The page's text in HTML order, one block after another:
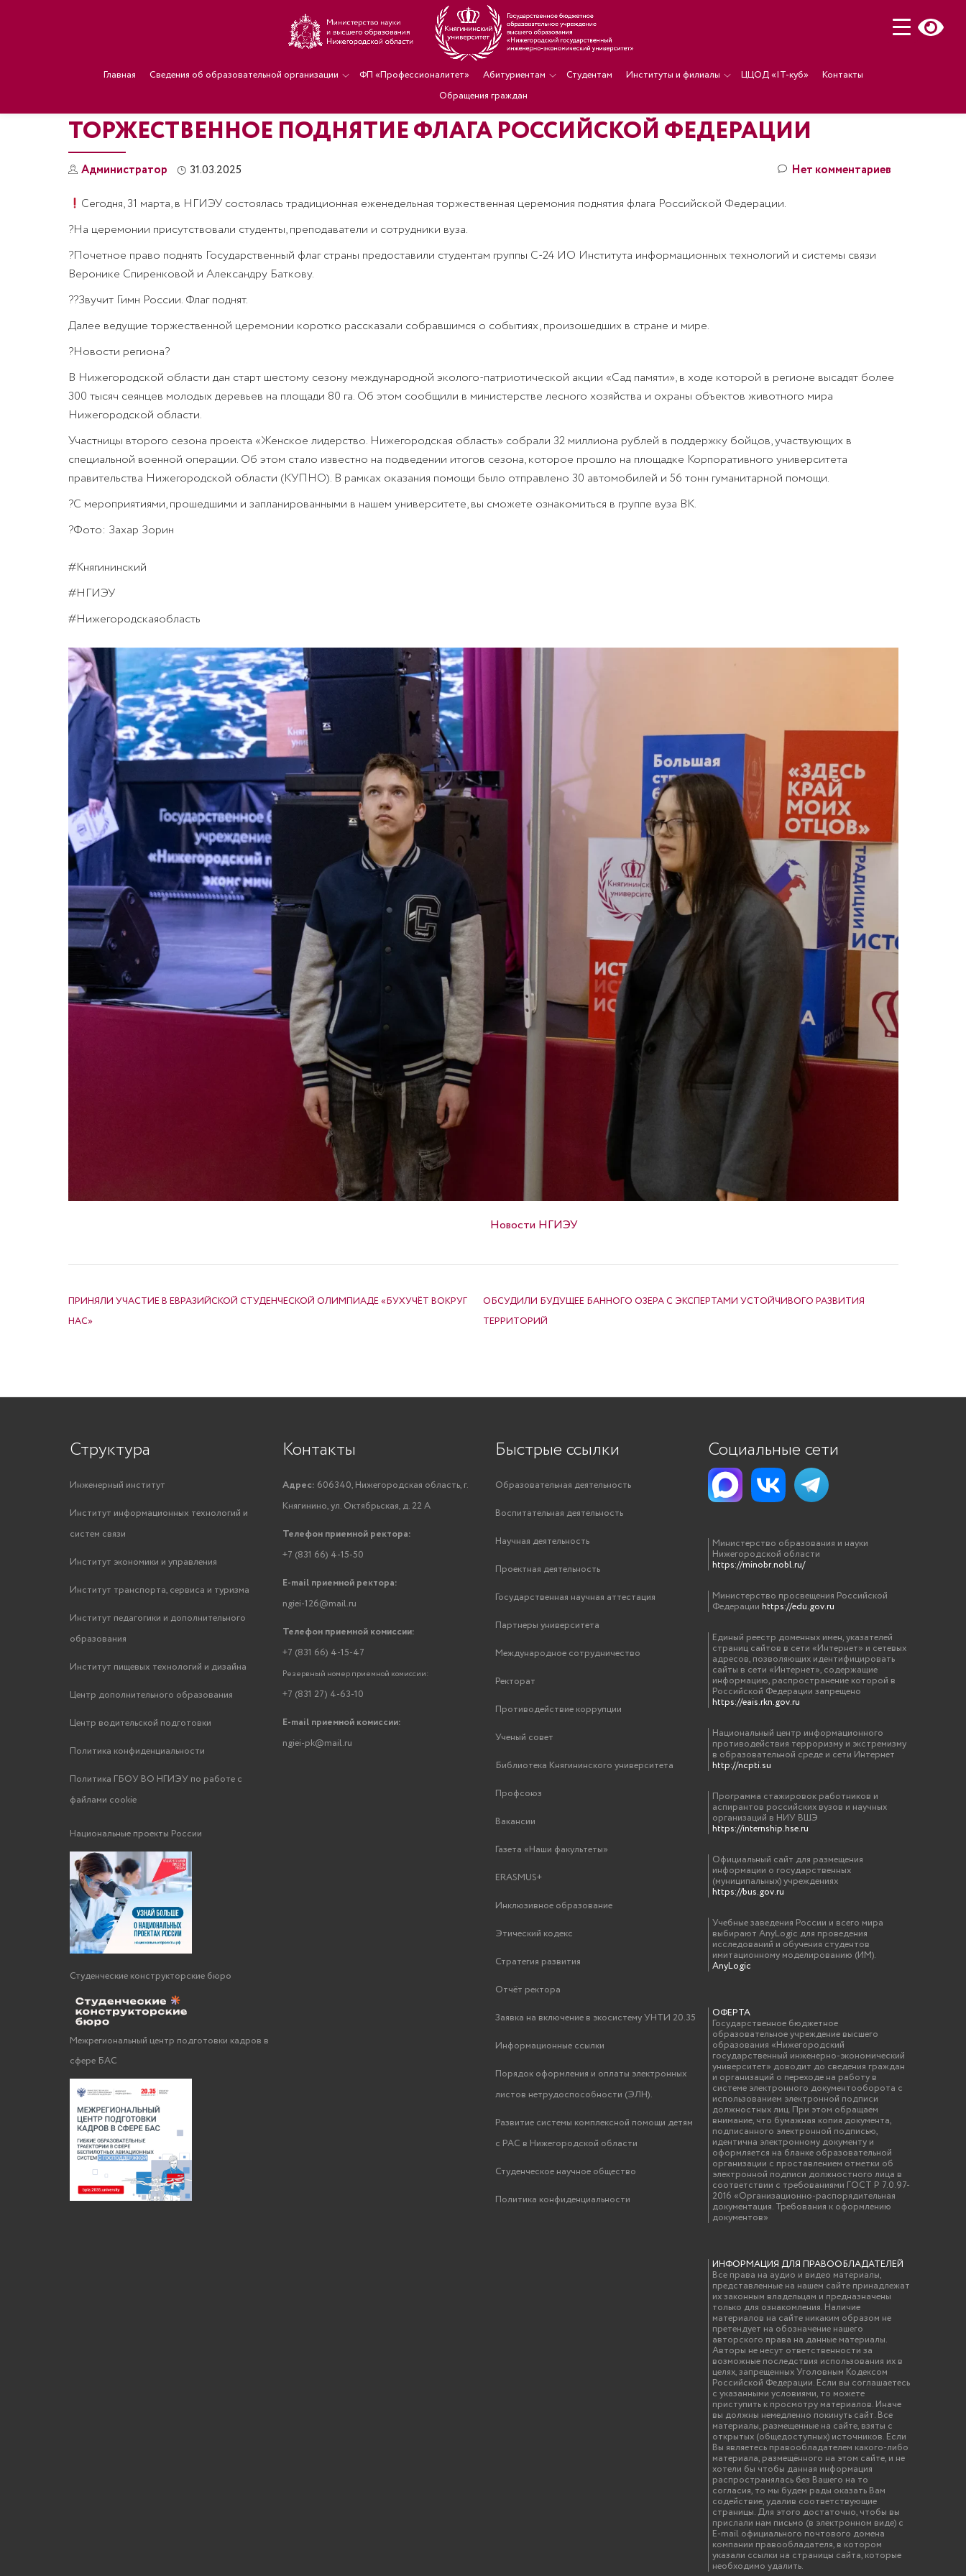
Главная Сведения об образовательной организации ФП «Профессионалитет» Абитуриентам Студентам Институты и филиалы ЦЦОД «IT-куб»
Контакты
Обращения граждан
ТОРЖЕСТВЕННОЕ ПОДНЯТИЕ ФЛАГА РОССИЙСКОЙ ФЕДЕРАЦИИ
Администратор 31.03.2025 Нет комментариев
Сегодня, 31 марта, в НГИЭУ состоялась традиционная еженедельная торжественная церемония поднятия флага Российской Федерации.
?На церемонии присутствовали студенты, преподаватели и сотрудники вуза.
?Почетное право поднять Государственный флаг страны предоставили студентам группы С-24 ИО Института информационных технологий и системы связи
Веронике Спиренковой и Александру Баткову.
??Звучит Гимн России. Флаг поднят.
Далее ведущие торжественной церемонии коротко рассказали собравшимся о событиях, произошедших в стране и мире.
?Новости региона?
В Нижегородской области дан старт шестому сезону международной эколого-патриотической акции «Сад памяти», в ходе которой в регионе высадят более
300 тысяч сеянцев молодых деревьев на площади 80 га. Об этом сообщили в министерстве лесного хозяйства и охраны объектов животного мира
Нижегородской области.
Участницы второго сезона проекта «Женское лидерство. Нижегородская область» собрали 32 миллиона рублей в поддержку бойцов, участвующих в
специальной военной операции. Об этом стало известно на подведении итогов сезона, которое прошло на площадке Корпоративного университета
правительства Нижегородской области (КУПНО). В рамках оказания помощи было отправлено 30 автомобилей и 56 тонн гуманитарной помощи.
?С мероприятиями, прошедшими и запланированными в нашем университете, вы сможете ознакомиться в группе вуза ВК.
?Фото: Захар Зорин
#Княгининский
#НГИЭУ
#Нижегородскаяобласть
Новости НГИЭУ
ПРИНЯЛИ УЧАСТИЕ В ЕВРАЗИЙСКОЙ СТУДЕНЧЕСКОЙ ОЛИМПИАДЕ «БУХУЧЁТ ВОКРУГ
НАС»
ОБСУДИЛИ БУДУЩЕЕ БАННОГО ОЗЕРА С ЭКСПЕРТАМИ УСТОЙЧИВОГО РАЗВИТИЯ
ТЕРРИТОРИЙ
Структура
Инженерный институт
Институт информационных технологий и
систем связи
Институт экономики и управления
Институт транспорта, сервиса и туризма
Институт педагогики и дополнительного
образования
Институт пищевых технологий и дизайна
Центр дополнительного образования
Центр водительской подготовки
Политика конфиденциальности
Политика ГБОУ ВО НГИЭУ по работе с
файлами cookie
Национальные проекты России
Студенческие конструкторские бюро
Межрегиональный центр подготовки кадров в
сфере БАС
Контакты
Адрес: 606340, Нижегородская область, г.
Княгинино, ул. Октябрьская, д. 22 А
Телефон приемной ректора:
+7 (831 66) 4-15-50
E-mail приемной ректора:
ngiei-126@mail.ru
Телефон приемной комиссии:
+7 (831 66) 4-15-47
Резервный номер приемной комиссии:
+7 (831 27) 4-63-10
E-mail приемной комиссии:
ngiei-pk@mail.ru
Быстрые ссылки
Образовательная деятельность
Воспитательная деятельность
Научная деятельность
Проектная деятельность
Государственная научная аттестация
Партнеры университета
Международное сотрудничество
Ректорат
Противодействие коррупции
Ученый совет
Библиотека Княгининского университета
Профсоюз
Вакансии
Газета «Наши факультеты»
ERASMUS+
Инклюзивное образование
Этический кодекс
Стратегия развития
Отчёт ректора
Заявка на включение в экосистему УНТИ 20.35
Информационные ссылки
Порядок оформления и оплаты электронных
листов нетрудоспособности (ЭЛН).
Развитие системы комплексной помощи детям
с РАС в Нижегородской области
Студенческое научное общество
Политика конфиденциальности
Социальные сети
Министерство образования и науки
Нижегородской области
https://minobr.nobl.ru/
Министерство просвещения Российской
Федерации https://edu.gov.ru
Единый реестр доменных имен, указателей
страниц сайтов в сети «Интернет» и сетевых
адресов, позволяющих идентифицировать
сайты в сети «Интернет», содержащие
информацию, распространение которой в
Российской Федерации запрещено
https://eais.rkn.gov.ru
Национальный центр информационного
противодействия терроризму и экстремизму
в образовательной среде и сети Интернет
http://ncpti.su
Программа стажировок работников и
аспирантов российских вузов и научных
организаций в НИУ ВШЭ
https://internship.hse.ru
Официальный сайт для размещения
информации о государственных
(муниципальных) учреждениях
https://bus.gov.ru
Учебные заведения России и всего мира
выбирают AnyLogic для проведения
исследований и обучения студентов
имитационному моделированию (ИМ).
AnyLogic
ОФЕРТА
Государственное бюджетное
образовательное учреждение высшего
образования «Нижегородский
государственный инженерно-экономический
университет» доводит до сведения граждан
и организаций о переходе на работу в
системе электронного документооборота с
использованием электронной подписи
должностных лиц. При этом обращаем
внимание, что бумажная копия документа,
подписанного электронной подписью,
идентична электронному документу и
оформляется на бланке образовательной
организации с проставлением отметки об
электронной подписи должностного лица в
соответствии с требованиями ГОСТ Р 7.0.97-
2016 «Организационно-распорядительная
документация. Требования к оформлению
документов»
ИНФОРМАЦИЯ ДЛЯ ПРАВООБЛАДАТЕЛЕЙ
Все права на аудио и видео материалы,
представленные на нашем сайте принадлежат
их законным владельцам и предназначены
только для ознакомления. Наличие
материалов на сайте никаким образом не
претендует на обозначение нашего
авторского права на данные материалы.
Авторы не несут ответственности за
возможные последствия использования их в
целях, запрещенных Уголовным Кодексом
Российской Федерации. Если вы соглашаетесь
с указанными условиями, то можете
приступить к просмотру материалов. Иначе
вы должны немедленно покинуть сайт. Все
материалы, размещенные на сайте, взяты с
открытых (общедоступных) источников. Если
Вы являетесь правообладателем какого-либо
материала, размещённого на этом сайте, и не
хотели бы чтобы данная информация
распространялась без Вашего на то
согласия, то мы будем рады оказать Вам
содействие, удалив соответствующие
страницы. Для этого достаточно, чтобы вы
прислали нам письмо (в электронном виде) с
E-mail официального почтового домена
компании правообладателя, в котором
указали ссылки на страницы сайта, которые
необходимо удалить.